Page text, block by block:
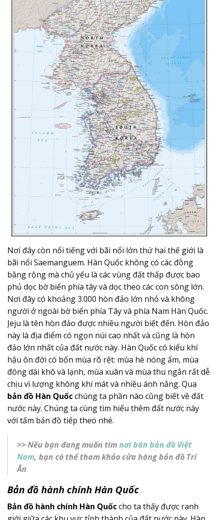
Nơi đây còn nổi tiếng với bãi nổi lớn thứ hai thế giới là
bãi nổi Saemanguem. Hàn Quốc không có các đồng
bằng rộng mà chủ yếu là các vùng đất thấp được bao
phủ dọc bờ biển phía tây và dọc theo các con sông lớn.
Nơi đây có khoảng 3.000 hòn đảo lớn nhỏ và không
người ở ngoài bờ biển phía Tây và phía Nam Hàn Quốc.
Jeju là tên hòn đảo được nhiều người biết đến. Hòn đảo
này là địa điểm có ngọn núi cao nhất và cũng là hòn
đảo lớn nhất của đất nước này. Hàn Quốc có kiểu khí
hậu ôn đới có bốn mùa rõ rệt: mùa hè nóng ẩm, mùa
đông dài khô và lạnh, mùa xuân và mùa thu ngắn rất dễ
chịu vì lượng không khí mát và nhiều ánh nắng. Qua
bản đồ Hàn Quốcchúng ta phần nào cũng biết về đất
nước này. Chúng ta cùng tìm hiểu thêm đất nước này
với tấm bản đồ tiếp theo nhé.
>> Nếu bạn đang muốn tìmnơi bán bản đồ Việt
Nam, bạn có thể tham khảo cửa hàng bản đồ Trí
Ân
Bản đồ hành chính Hàn Quốc
Bản đồ hành chính Hàn Quốccho ta thấy được ranh